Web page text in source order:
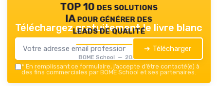
TOP 10 des solutions
IA pour générer des
leads de qualité
BOME School — 2026
Téléchargez gratuitement le livre blanc
➔ Télécharger
* En remplissant ce formulaire, j’accepte d’être contacté(e) à
des fins commerciales par BOME School et ses partenaires.